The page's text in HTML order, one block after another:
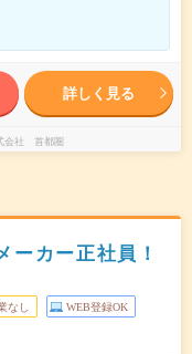
詳しく見る
会社 首都圏
ーカー正社員！
なし WEB登録OK